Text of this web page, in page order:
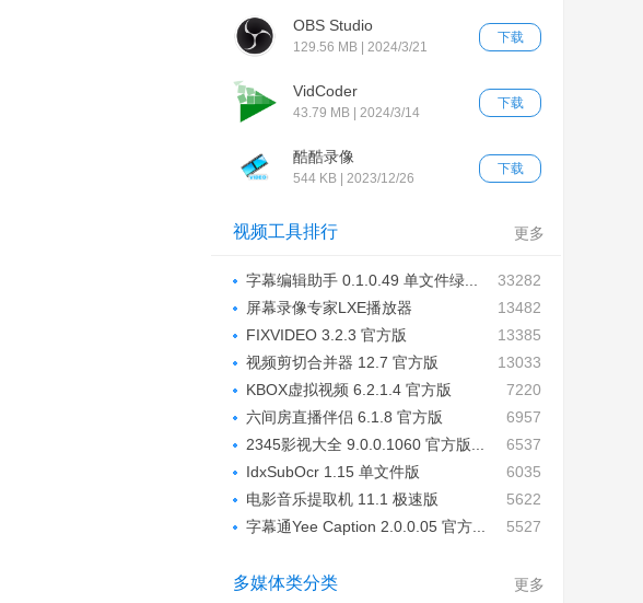
下载
OBS Studio
129.56 MB | 2024/3/21
下载
VidCoder
43.79 MB | 2024/3/14
下载
酷酷录像
544 KB | 2023/12/26
更多
视频工具排行
33282
字幕编辑助手 0.1.0.49 单文件绿...
13482
屏幕录像专家LXE播放器
20100905...
13385
FIXVIDEO 3.2.3 官方版
13033
视频剪切合并器 12.7 官方版
7220
KBOX虚拟视频 6.2.1.4 官方版
6957
六间房直播伴侣 6.1.8 官方版
6537
2345影视大全 9.0.0.1060 官方版...
6035
IdxSubOcr 1.15 单文件版
5622
电影音乐提取机 11.1 极速版
5527
字幕通Yee Caption 2.0.0.05 官方...
更多
多媒体类分类